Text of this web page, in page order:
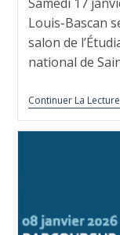
Louis-Bascan
salon de
national de
Continuer La Lecture